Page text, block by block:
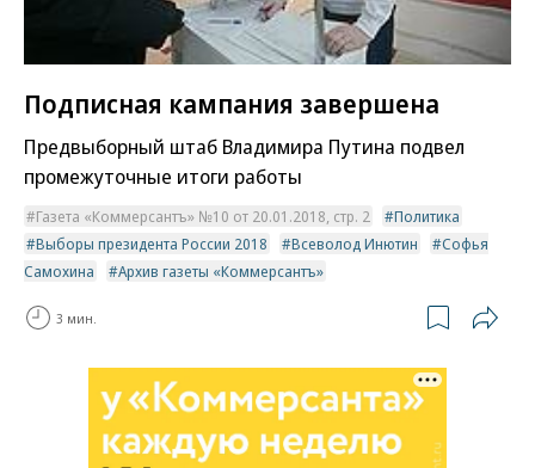
Подписная кампания завершена
Предвыборный штаб Владимира Путина подвел
промежуточные итоги работы
Газета «Коммерсантъ» №10 от 20.01.2018, стр. 2
Политика
Выборы президента России 2018
Всеволод Инютин
Софья
Самохина
Архив газеты «Коммерсантъ»
3 мин.